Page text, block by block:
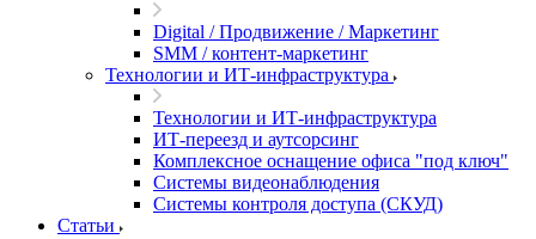
Digital / Продвижение / Маркетинг
SMM / контент-маркетинг
Технологии и ИТ-инфраструктура
Технологии и ИТ-инфраструктура
ИТ-переезд и аутсорсинг
Комплексное оснащение офиса "под ключ"
Системы видеонаблюдения
Системы контроля доступа (СКУД)
Статьи